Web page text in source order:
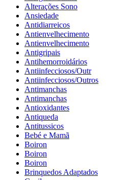
Alterações Sono
Ansiedade
Antidiarreicos
Antienvelhecimento
Antienvelhecimento
Antigripais
Antihemorroidários
Antiinfecciosos/Outr
Antiinfecciosos/Outros
Antimanchas
Antimanchas
Antioxidantes
Antiqueda
Antitussicos
Bebé e Mamã
Boiron
Boiron
Boiron
Brinquedos Adaptados